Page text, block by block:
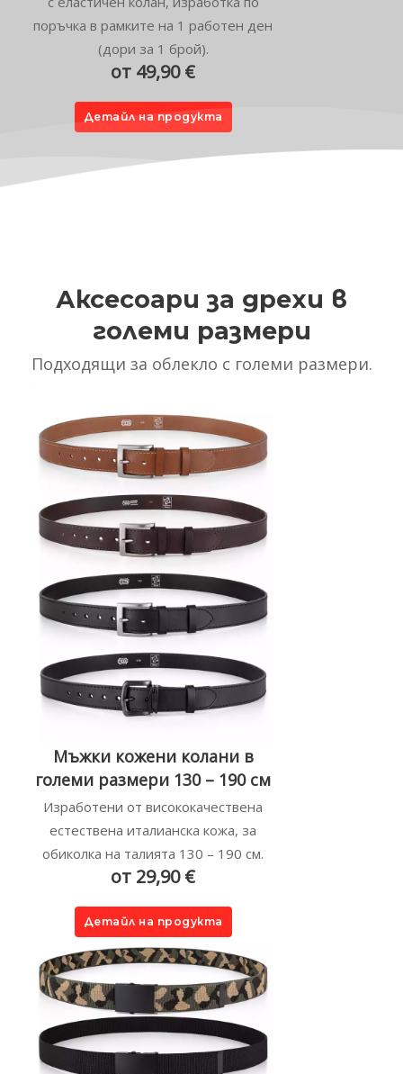
поръчка в рамките на 1 работен ден
(дори за 1 брой).
от 49,90 €
Детайл на продукта
Аксесоари за дрехи в
големи размери
Подходящи за облекло с големи размери.
Мъжки кожени колани в
големи размери 130 – 190 см
Изработени от висококачествена
естествена италианска кожа, за
обиколка на талията 130 – 190 см.
от 29,90 €
Детайл на продукта